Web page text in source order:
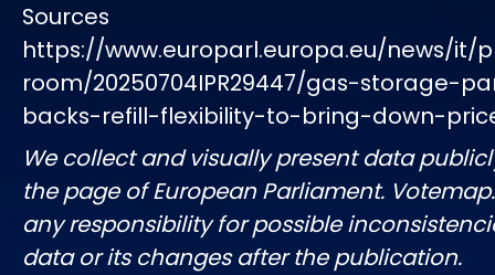
Sources
https://www.europarl.europa.eu/news/it/
room/20250704IPR29447/gas-storage-
backs-refill-flexibility-to-bring-down-
We collect and visually present data
the page of European Parliament.
any responsibility for possible
data or its changes after the publication.